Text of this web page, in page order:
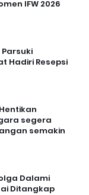
IFW 2026
Parsuki
Hadiri Resepsi
segera
semakin
Dalami
Ditangkap